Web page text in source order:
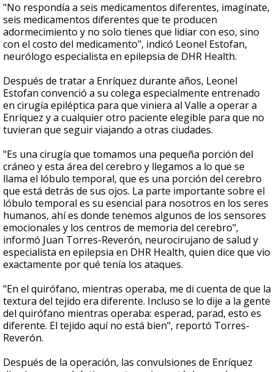
"No respondía a seis medicamentos diferentes, imagínate,
seis medicamentos diferentes que te producen
adormecimiento y no solo tienes que lidiar con eso, sino
con el costo del medicamento", indicó Leonel Estofan,
neurólogo especialista en epilepsia de DHR Health.
Después de tratar a Enríquez durante años, Leonel
Estofan convenció a su colega especialmente entrenado
en cirugía epiléptica para que viniera al Valle a operar a
Enríquez y a cualquier otro paciente elegible para que no
tuvieran que seguir viajando a otras ciudades.
"Es una cirugía que tomamos una pequeña porción del
cráneo y esta área del cerebro y llegamos a lo que se
llama el lóbulo temporal, que es una porción del cerebro
que está detrás de sus ojos. La parte importante sobre el
lóbulo temporal es su esencial para nosotros en los seres
humanos, ahí es donde tenemos algunos de los sensores
emocionales y los centros de memoria del cerebro",
informó Juan Torres-Reverón, neurocirujano de salud y
especialista en epilepsia en DHR Health, quien dice que vio
exactamente por qué tenía los ataques.
"En el quirófano, mientras operaba, me di cuenta de que la
textura del tejido era diferente. Incluso se lo dije a la gente
del quirófano mientras operaba: esperad, parad, esto es
diferente. El tejido aquí no está bien", reportó Torres-
Reverón.
Después de la operación, las convulsiones de Enríquez